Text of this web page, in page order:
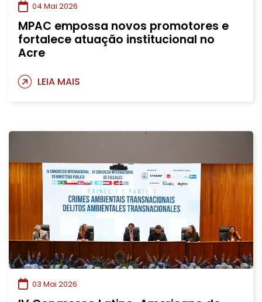
04 Mai 2026
MPAC empossa novos promotores e
fortalece atuação institucional no
Acre
LEIA MAIS
03 Mai 2026